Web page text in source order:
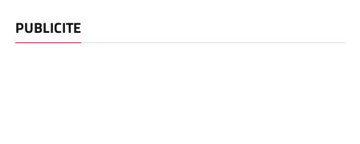
PUBLICITE